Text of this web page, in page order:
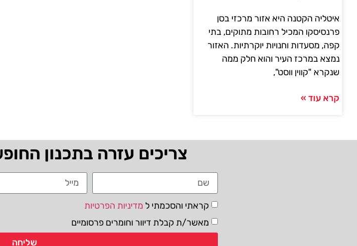
איטליה הקטנה היא אזור מרכזי בסן
פרנסיסקו המכיל רחובות מתוקים, בתי
קפה, מסעדות וחנויות יוקרתיות. האזור
נמצא במרכז העיר והוא חלק ממה
שנקרא "קווין ווסט",
קרא עוד »
צריכים עזרה בתכנון
קראתי והסכמתי ל מדיניות הפרטיות
מאשר/ת קבלת דיוור וחומרים פרסומיים
שליחה